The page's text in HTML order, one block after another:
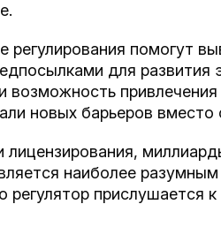
регулирования помогут
для развития
возможность
новых барьеров
наиболее
регулятор прислушается